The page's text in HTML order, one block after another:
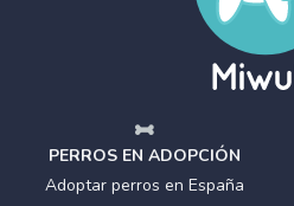
PERROS EN ADOPCIÓN
Adoptar perros en España